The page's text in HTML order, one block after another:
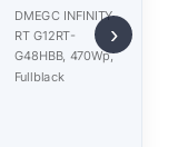
›